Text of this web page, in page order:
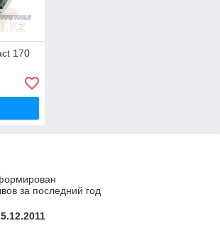
170
за последний год